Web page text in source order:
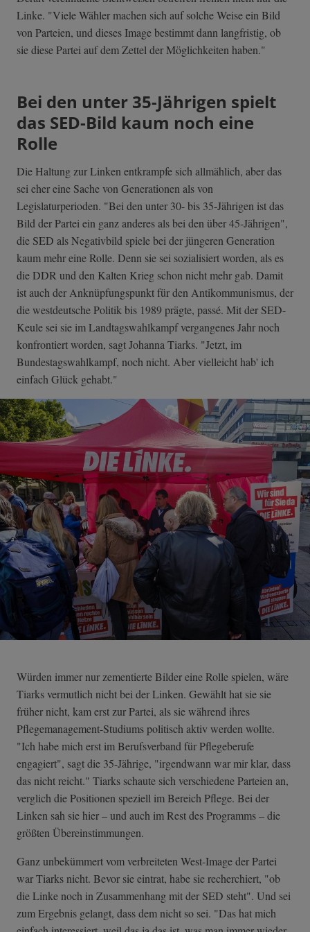
Linke. "Viele Wähler machen sich auf solche Weise ein Bild
von Parteien, und dieses Image bestimmt dann langfristig, ob
sie diese Partei auf dem Zettel der Möglichkeiten haben."
Bei den unter 35-Jährigen spielt
das SED-Bild kaum noch eine
Rolle
Die Haltung zur Linken entkrampfe sich allmählich, aber das
sei eher eine Sache von Generationen als von
Legislaturperioden. "Bei den unter 30- bis 35-Jährigen ist das
Bild der Partei ein ganz anderes als bei den über 45-Jährigen",
die SED als Negativbild spiele bei der jüngeren Generation
kaum mehr eine Rolle. Denn sie sei sozialisiert worden, als es
die DDR und den Kalten Krieg schon nicht mehr gab. Damit
ist auch der Anknüpfungspunkt für den Antikommunismus, der
die westdeutsche Politik bis 1989 prägte, passé. Mit der SED-
Keule sei sie im Landtagswahlkampf vergangenes Jahr noch
konfrontiert worden, sagt Johanna Tiarks. "Jetzt, im
Bundestagswahlkampf, noch nicht. Aber vielleicht hab' ich
einfach Glück gehabt."
Würden immer nur zementierte Bilder eine Rolle spielen, wäre
Tiarks vermutlich nicht bei der Linken. Gewählt hat sie sie
früher nicht, kam erst zur Partei, als sie während ihres
Pflegemanagement-Studiums politisch aktiv werden wollte.
"Ich habe mich erst im Berufsverband für Pflegeberufe
engagiert", sagt die 35-Jährige, "irgendwann war mir klar, dass
das nicht reicht." Tiarks schaute sich verschiedene Parteien an,
verglich die Positionen speziell im Bereich Pflege. Bei der
Linken sah sie hier – und auch im Rest des Programms – die
größten Übereinstimmungen.
Ganz unbekümmert vom verbreiteten West-Image der Partei
war Tiarks nicht. Bevor sie eintrat, habe sie recherchiert, "ob
die Linke noch in Zusammenhang mit der SED steht". Und sei
zum Ergebnis gelangt, dass dem nicht so sei. "Das hat mich